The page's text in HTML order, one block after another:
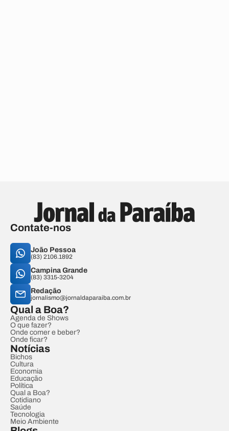
Contate-nos
João Pessoa
(83) 2106.1892
Campina Grande
(83) 3315-3204
Redação
jornalismo@jornaldaparaiba.com.br
Qual a Boa?
Agenda de Shows
O que fazer?
Onde comer e beber?
Onde ficar?
Notícias
Bichos
Cultura
Economia
Educação
Política
Qual a Boa?
Cotidiano
Saúde
Tecnologia
Meio Ambiente